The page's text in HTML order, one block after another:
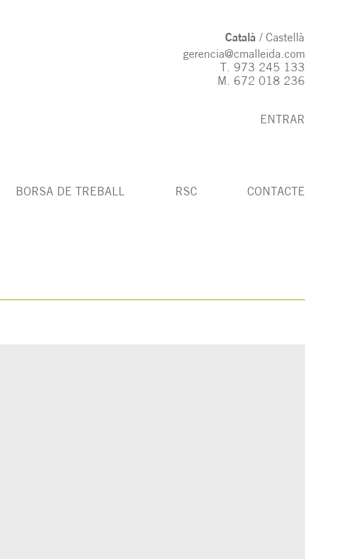
Català
Castellà
gerencia@cmalleida.com
T. 973 245 133
M. 672 018 236
ENTRAR
BORSA DE TREBALL RSC CONTACTE